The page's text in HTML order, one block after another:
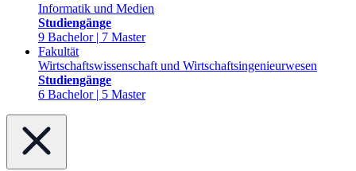
Informatik und Medien
Studiengänge
9 Bachelor | 7 Master
Fakultät
Wirtschaftswissenschaft und Wirtschaftsingenieurwesen
Studiengänge
6 Bachelor | 5 Master